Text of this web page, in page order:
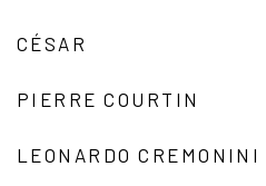
CÉSAR
PIERRE COURTIN
LEONARDO CREMONINI